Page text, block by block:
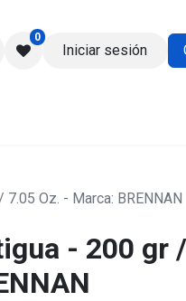
0
Iniciar sesión
Oz. - Marca: BRENNAN
- 200 gr